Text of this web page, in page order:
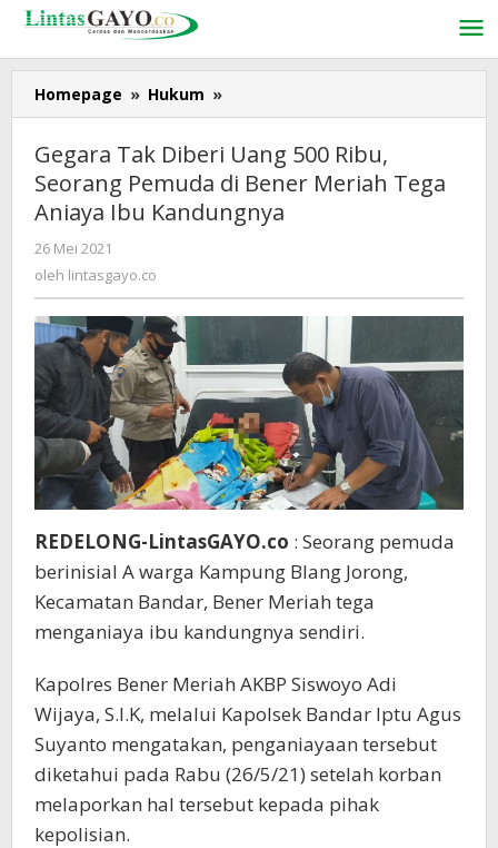
Lewati
konten
Homepage » Hukum »
Tak
Uang
500
Ribu,
Bener
Aniaya
Ibu
Kandungnya
Gegara Tak Diberi Uang 500 Ribu,
Seorang Pemuda di Bener Meriah Tega
Aniaya Ibu Kandungnya
26 Mei 2021
lintasgayo.co
oleh lintasgayo.co
REDELONG-LintasGAYO.co : Seorang pemuda
berinisial A warga Kampung Blang Jorong,
Kecamatan Bandar, Bener Meriah tega
menganiaya ibu kandungnya sendiri.
Kapolres Bener Meriah AKBP Siswoyo Adi
Wijaya, S.I.K, melalui Kapolsek Bandar Iptu Agus
Suyanto mengatakan, penganiayaan tersebut
diketahui pada Rabu (26/5/21) setelah korban
melaporkan hal tersebut kepada pihak
kepolisian.